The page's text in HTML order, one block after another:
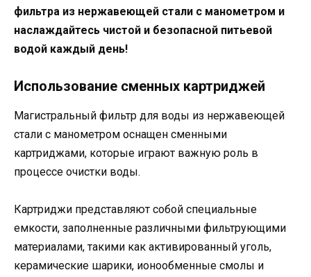
фильтра из нержавеющей стали с манометром и
наслаждайтесь чистой и безопасной питьевой
водой каждый день!
Использование сменных картриджей
Магистральный фильтр для воды из нержавеющей
стали с манометром оснащен сменными
картриджами, которые играют важную роль в
процессе очистки воды.
Картриджи представляют собой специальные
емкости, заполненные различными фильтрующими
материалами, такими как активированный уголь,
керамические шарики, ионообменные смолы и